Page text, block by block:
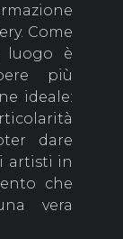
Come
luogo è
più
ideale:
dare
artisti in
che
vera